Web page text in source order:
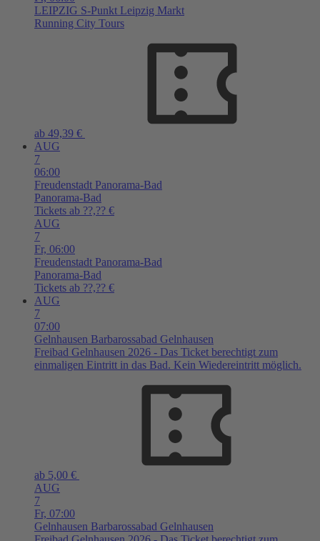
LEIPZIG S-Punkt Leipzig Markt
Running City Tours
ab 49,39 €
AUG
7
06:00
Freudenstadt Panorama-Bad
Panorama-Bad
Tickets ab ??,?? €
AUG
7
Fr, 06:00
Freudenstadt Panorama-Bad
Panorama-Bad
Tickets ab ??,?? €
AUG
7
07:00
Gelnhausen Barbarossabad Gelnhausen
Freibad Gelnhausen 2026 - Das Ticket berechtigt zum
einmaligen Eintritt in das Bad. Kein Wiedereintritt möglich.
ab 5,00 €
AUG
7
Fr, 07:00
Gelnhausen Barbarossabad Gelnhausen